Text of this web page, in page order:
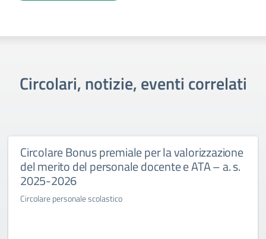
Circolari, notizie, eventi correlati
Circolare Bonus premiale per la valorizzazione
del merito del personale docente e ATA – a. s.
2025-2026
Circolare personale scolastico